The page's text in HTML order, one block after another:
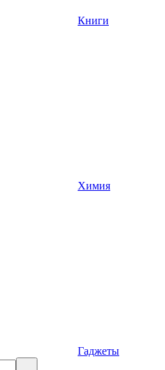
Книги
Химия
Гаджеты